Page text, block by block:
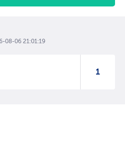
08-06 21:01:19
1